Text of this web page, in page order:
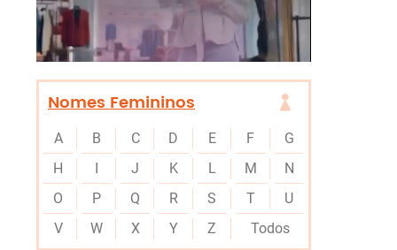
Nomes Femininos
A B C D E F
G
H
I J K L M
N
O
P Q R S T
U
V
W X Y Z Todos